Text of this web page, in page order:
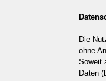
Die
ohne
Soweit
Daten